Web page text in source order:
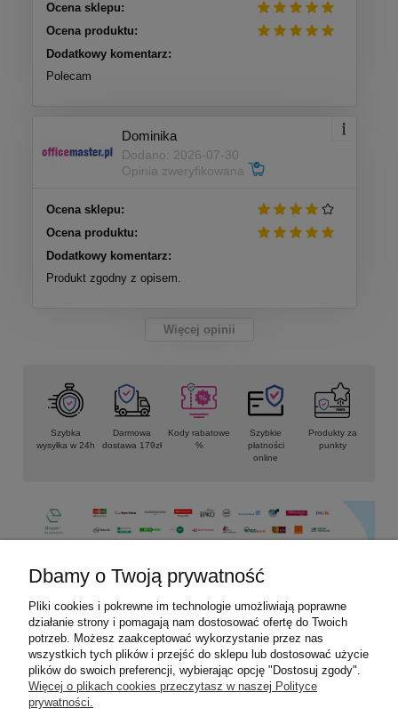
Ocena sklepu:
Ocena produktu:
Dodatkowy komentarz:
Polecam
Dominika
Dodano: 2026-07-30
Opinia zweryfikowana
Ocena sklepu:
Ocena produktu:
Dodatkowy komentarz:
Produkt zgodny z opisem.
Więcej opinii
Szybka
wysyłka w 24h
Darmowa
dostawa 179zł
Kody rabatowe
%
Szybkie
płatności
online
Produkty za
punkty
Informacje
Płatności i dostawa
Moje konto
Dbamy o Twoją prywatność
Pliki cookies i pokrewne im technologie umożliwiają poprawne
działanie strony i pomagają nam dostosować ofertę do Twoich
potrzeb. Możesz zaakceptować wykorzystanie przez nas
wszystkich tych plików i przejść do sklepu lub dostosować użycie
plików do swoich preferencji, wybierając opcję "Dostosuj zgody".
Więcej o plikach cookies przeczytasz w naszej Polityce
prywatności.